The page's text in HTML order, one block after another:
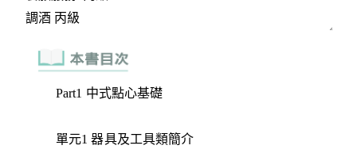
Part1 中式點心基礎
單元1 器具及工具類簡介